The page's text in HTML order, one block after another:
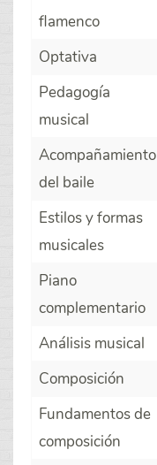
flamenco
Optativa
Pedagogía
musical
Acompañamiento
del baile
Estilos y formas
musicales
Piano
complementario
Análisis musical
Composición
Fundamentos de
composición